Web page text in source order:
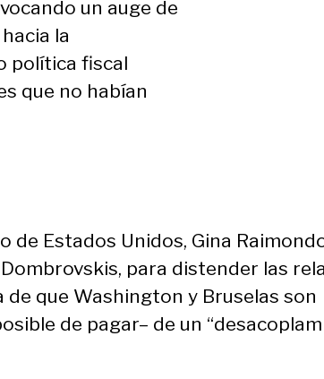
un auge de
la
política fiscal
que no habían
de Estados Unidos, Gina
para distender las
que Washington y Bruselas son
de pagar– de un